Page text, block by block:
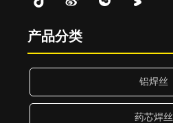
产品分类
铝焊丝
药芯焊丝